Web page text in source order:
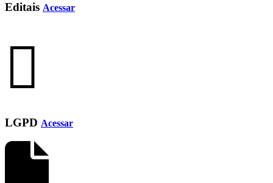
Editais Acessar
LGPD Acessar